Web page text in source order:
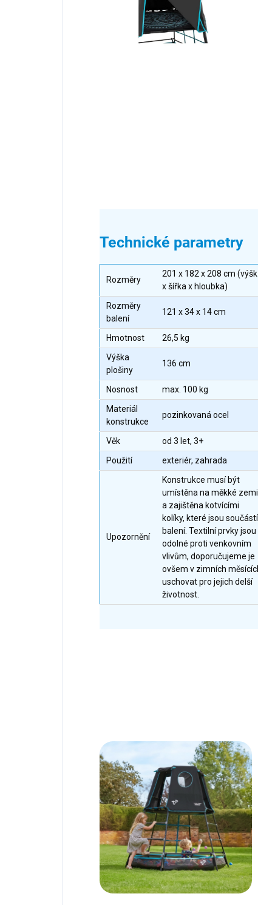
Technické parametry
Rozměry
201 x 182 x 208 cm
x šířka x hloubka)
Rozměry
balení
121 x 34 x 14 cm
Hmotnost
26,5 kg
Výška
plošiny
136 cm
Nosnost
max. 100 kg
Materiál
konstrukce
pozinkovaná ocel
Věk
od 3 let, 3+
Použití
exteriér, zahrada
Upozornění
Konstrukce musí být
umístěna na měkké zemi
a zajištěna kotvícími
kolíky, které jsou součástí
balení. Textilní prvky jsou
odolné proti venkovním
vlivům, doporučujeme je
ovšem v zimních
uschovat pro jejich delší
životnost.